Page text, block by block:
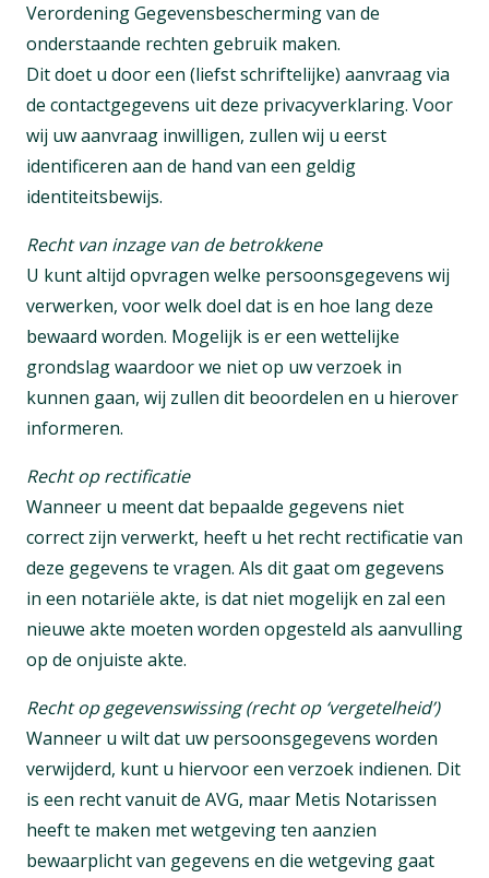
Verordening Gegevensbescherming van de
onderstaande rechten gebruik maken.
Dit doet u door een (liefst schriftelijke) aanvraag via
de contactgegevens uit deze privacyverklaring. Voor
wij uw aanvraag inwilligen, zullen wij u eerst
identificeren aan de hand van een geldig
identiteitsbewijs.
Recht van inzage van de betrokkene
U kunt altijd opvragen welke persoonsgegevens wij
verwerken, voor welk doel dat is en hoe lang deze
bewaard worden. Mogelijk is er een wettelijke
grondslag waardoor we niet op uw verzoek in
kunnen gaan, wij zullen dit beoordelen en u hierover
informeren.
Recht op rectificatie
Wanneer u meent dat bepaalde gegevens niet
correct zijn verwerkt, heeft u het recht rectificatie van
deze gegevens te vragen. Als dit gaat om gegevens
in een notariële akte, is dat niet mogelijk en zal een
nieuwe akte moeten worden opgesteld als aanvulling
op de onjuiste akte.
Recht op gegevenswissing (recht op ‘vergetelheid’)
Wanneer u wilt dat uw persoonsgegevens worden
verwijderd, kunt u hiervoor een verzoek indienen. Dit
is een recht vanuit de AVG, maar Metis Notarissen
heeft te maken met wetgeving ten aanzien
bewaarplicht van gegevens en die wetgeving gaat